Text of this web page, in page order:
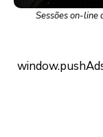
Sessões on-line